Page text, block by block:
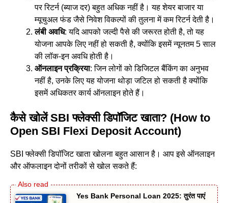
पर रिटर्न (ब्याज दर) बहुत अधिक नहीं है। यह शेयर बाजार या
म्यूचुअल फंड जैसे निवेश विकल्पों की तुलना में कम रिटर्न देती है।
लंबी अवधि: यदि आपको जल्दी पैसे की जरूरत होती है, तो यह
योजना आपके लिए नहीं हो सकती है, क्योंकि इसमें न्यूनतम 5 साल
की लॉक-इन अवधि होती है।
ऑनलाइन प्रक्रिया: जिन लोगों को डिजिटल बैंकिंग का अनुभव
नहीं है, उनके लिए यह योजना थोड़ा जटिल हो सकती है क्योंकि
इसमें अधिकतर कार्य ऑनलाइन होते हैं।
कैसे खोलें SBI फ्लेक्सी डिपॉजिट खाता? (How to
Open SBI Flexi Deposit Account)
SBI फ्लेक्सी डिपॉजिट खाता खोलना बहुत आसान है। आप इसे ऑनलाइन
और ऑफलाइन दोनों तरीकों से खोल सकते हैं:
Yes Bank Personal Loan 2025: तुरंत पाएं